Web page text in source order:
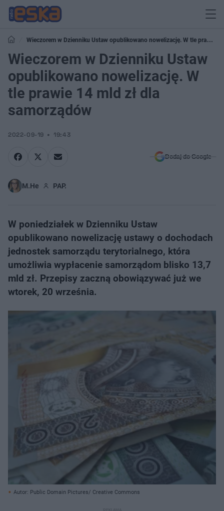
Wieczorem w Dzienniku Ustaw opublikowano nowelizację. W tle prawie
14 mld zł dla samorządów
Wieczorem w Dzienniku Ustaw
opublikowano nowelizację. W
tle prawie 14 mld zł dla
samorządów
2022-09-19 19:43
Dodaj do Google
M.He PAP.
W poniedziałek w Dzienniku Ustaw
opublikowano nowelizację ustawy o dochodach
jednostek samorządu terytorialnego, która
umożliwia wypłacenie samorządom blisko 13,7
mld zł. Przepisy zaczną obowiązywać już we
wtorek, 20 września.
Autor: Public Domain Pictures/ Creative Commons